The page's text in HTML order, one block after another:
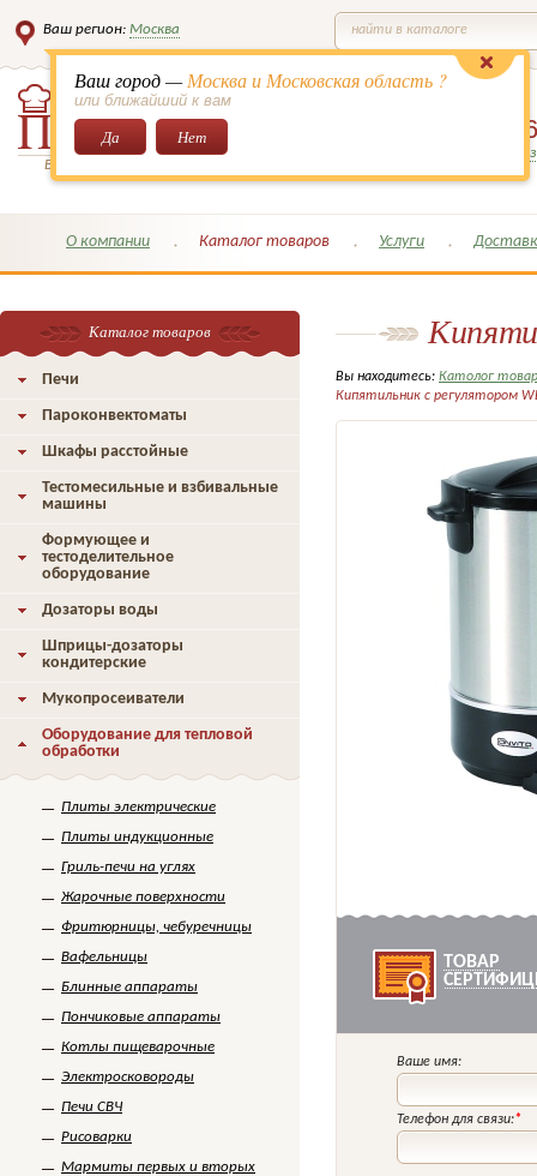
Ваш регион: Москва
Ваш город —Москва и Московская область ?
или ближайший к вам
Да Нет
найти в каталоге
Всё для кондитеров и поваров!
649-
Заказать обратный
О компании Каталог товаров Услуги
Вы находитесь: Католог
Кипятильник с регулятором
ТОВАР
Ваше имя:
Телефон для связи:*
Каталог товаров
Печи
Пароконвектоматы
Шкафы расстойные
Тестомесильные и взбивальные
машины
Формующее и
тестоделительное
оборудование
Дозаторы воды
Шприцы-дозаторы
кондитерские
Мукопросеиватели
Оборудование для тепловой
обработки
Плиты электрические
Плиты индукционные
Гриль-печи на углях
Жарочные поверхности
Фритюрницы, чебуречницы
Вафельницы
Блинные аппараты
Пончиковые аппараты
Котлы пищеварочные
Электросковороды
Печи СВЧ
Рисоварки
Мармиты первых и вторых